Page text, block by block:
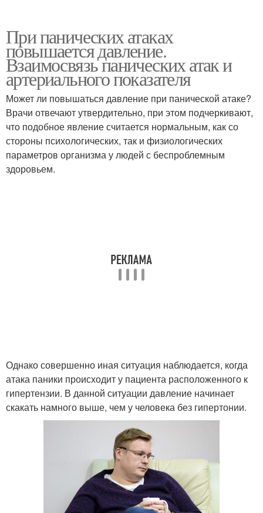
При панических атаках
повышается давление.
Взаимосвязь панических атак и
артериального показателя
Может ли повышаться давление при панической атаке?
Врачи отвечают утвердительно, при этом подчеркивают,
что подобное явление считается нормальным, как со
стороны психологических, так и физиологических
параметров организма у людей с беспроблемным
здоровьем.
Однако совершенно иная ситуация наблюдается, когда
атака паники происходит у пациента расположенного к
гипертензии. В данной ситуации давление начинает
скакать намного выше, чем у человека без гипертонии.